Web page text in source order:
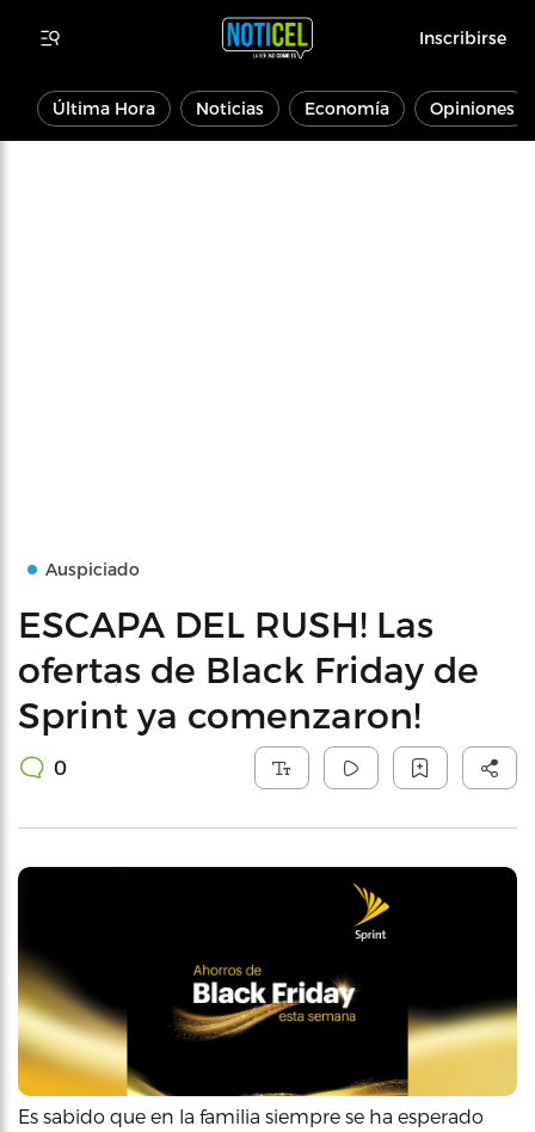
Inscribirse
Última Hora Noticias Economía Opiniones
Auspiciado
ESCAPA DEL RUSH! Las
ofertas de Black Friday de
Sprint ya comenzaron!
0
Es sabido que en la familia siempre se ha esperado